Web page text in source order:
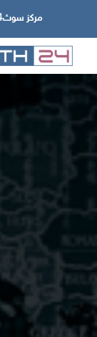
مركز سوث24 للأخبار والدراسات